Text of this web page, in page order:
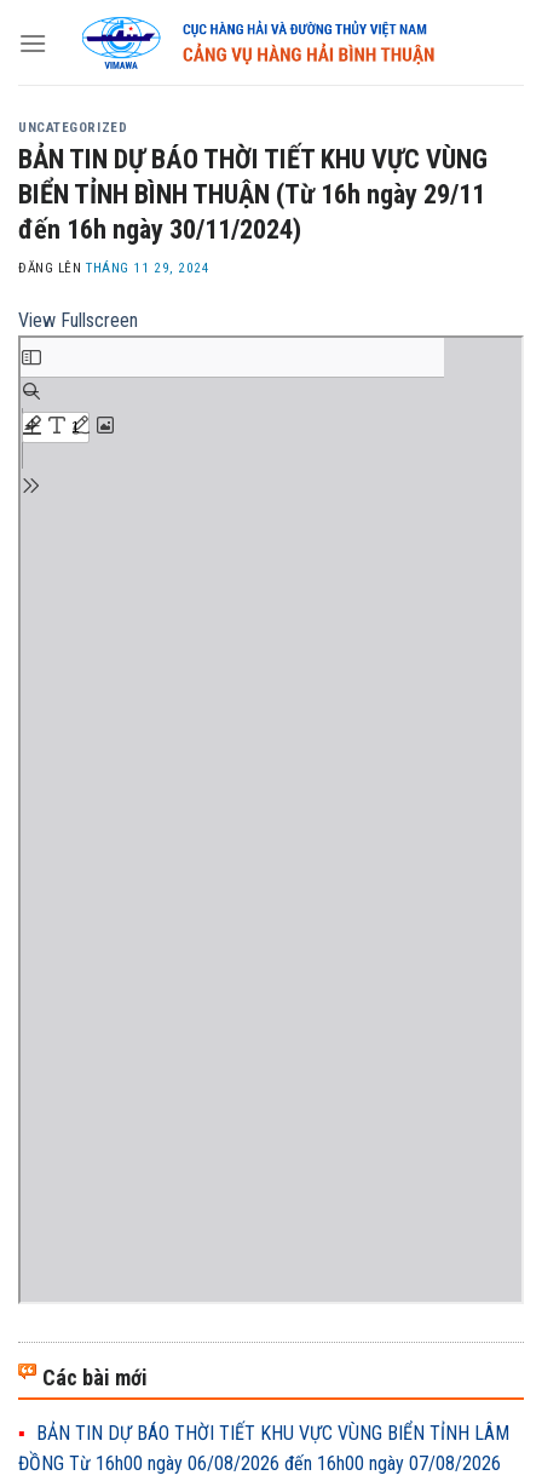
UNCATEGORIZED
BẢN TIN DỰ BÁO THỜI TIẾT KHU VỰC VÙNG
BIỂN TỈNH BÌNH THUẬN (Từ 16h ngày 29/11
đến 16h ngày 30/11/2024)
ĐĂNG LÊNTHÁNG 11 29, 2024
View Fullscreen
Các bài mới
BẢN TIN DỰ BÁO THỜI TIẾT KHU VỰC VÙNG BIỂN TỈNH LÂM
ĐỒNG Từ 16h00 ngày 06/08/2026 đến 16h00 ngày 07/08/2026